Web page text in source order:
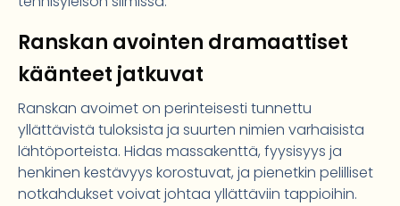
Ranskan avointen dramaattiset
käänteet jatkuvat
Ranskan avoimet on perinteisesti tunnettu
yllättävistä tuloksista ja suurten nimien varhaisista
lähtöporteista. Hidas massakenttä, fyysisyys ja
henkinen kestävyys korostuvat, ja pienetkin pelilliset
notkahdukset voivat johtaa yllättäviin tappioihin.